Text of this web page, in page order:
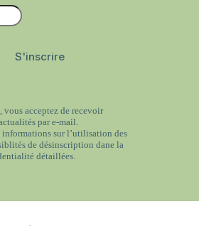
S'inscrire
acceptez de recevoir
par e-mail.
informations sur l’utilisation des
de désinscription dane la
détaillées.